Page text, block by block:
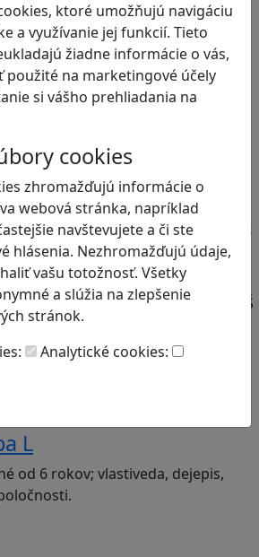
ktoré umožňujú navigáciu
a využívanie jej funkcií. Tieto
žiadne informácie o vás,
použité na marketingové účely
si vášho prehliadania na
cookies
zhromažďujú informácie o
webová stránka, napríklad
navštevujete a či ste
hlásenia. Nezhromažďujú údaje,
vašu totožnosť. Všetky
a slúžia na zlepšenie
stránok.
Analytické cookies:
a pohybPrírodné vedy / STEM
2. stupeň ZŠ a SŠ; predmet:
Globálne vzdelávanie
úsvit
inovátorke vhodná pre 2. stupeň ZŠ
geografia,…
L
od 6 rokov; vlastiveda, dejepis,